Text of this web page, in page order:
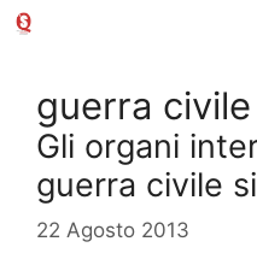
Vai
guerra
Gli organi
guerra civile
22 Agosto 2013